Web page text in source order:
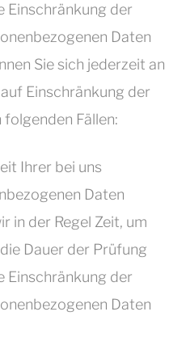
Einschränkung der
Daten
Sie sich jederzeit an
Einschränkung der
Fällen:
Ihrer bei uns
Daten
in der Regel Zeit, um
Dauer der Prüfung
Einschränkung der
Daten